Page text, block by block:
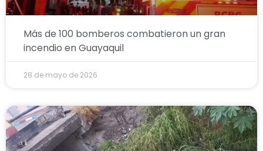
Más de 100 bomberos combatieron un gran
incendio en Guayaquil
28 de mayo de 2026